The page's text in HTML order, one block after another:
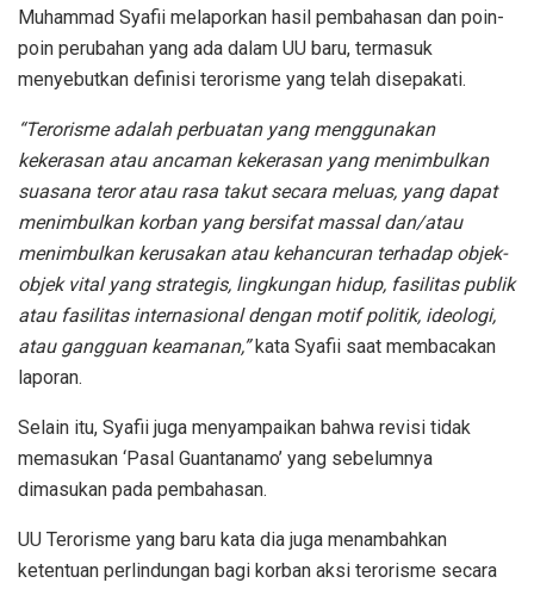
Muhammad Syafii melaporkan hasil pembahasan dan poin-
poin perubahan yang ada dalam UU baru, termasuk
menyebutkan definisi terorisme yang telah disepakati.
“Terorisme adalah perbuatan yang menggunakan
kekerasan atau ancaman kekerasan yang menimbulkan
suasana teror atau rasa takut secara meluas, yang dapat
menimbulkan korban yang bersifat massal dan/atau
menimbulkan kerusakan atau kehancuran terhadap objek-
objek vital yang strategis, lingkungan hidup, fasilitas publik
atau fasilitas internasional dengan motif politik, ideologi,
atau gangguan keamanan,”kata Syafii saat membacakan
laporan.
Selain itu, Syafii juga menyampaikan bahwa revisi tidak
memasukan ‘Pasal Guantanamo’ yang sebelumnya
dimasukan pada pembahasan.
UU Terorisme yang baru kata dia juga menambahkan
ketentuan perlindungan bagi korban aksi terorisme secara